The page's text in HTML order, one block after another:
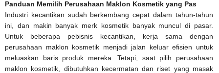
Panduan Memilih Perusahaan Maklon Kosmetik yang Pas
Industri kecantikan sudah berkembang cepat dalam tahun-tahun
ini, dan makin banyak merk kosmetik banyak muncul di pasar.
Untuk beberapa pebisnis kecantikan, kerja sama dengan
perusahaan maklon kosmetik menjadi jalan keluar efisien untuk
meluaskan baris produk mereka. Tetapi, saat pilih perusahaan
maklon kosmetik, dibutuhkan kecermatan dan riset yang masak